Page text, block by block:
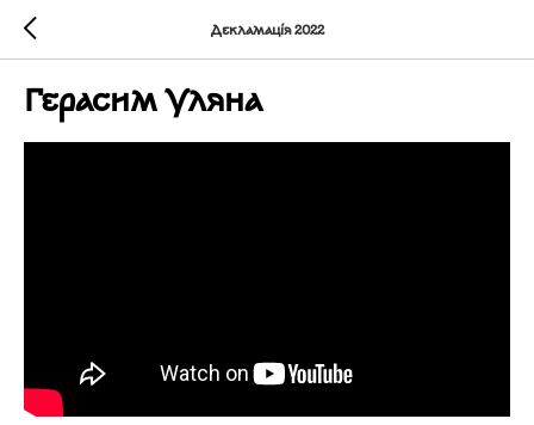
Декламація 2022
Герасим Уляна